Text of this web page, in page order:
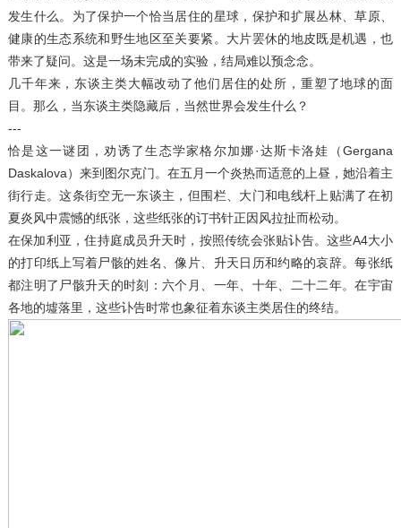
发生什么。为了保护一个恰当居住的星球，保护和扩展丛林、草原、
健康的生态系统和野生地区至关要紧。大片罢休的地皮既是机遇，也
带来了疑问。这是一场未完成的实验，结局难以预念念。
几千年来，东谈主类大幅改动了他们居住的处所，重塑了地球的面
目。那么，当东谈主类隐藏后，当然世界会发生什么？
---
恰是这一谜团，劝诱了生态学家格尔加娜·达斯卡洛娃（Gergana
Daskalova）来到图尔克门。在五月一个炎热而适意的上昼，她沿着主
街行走。这条街空无一东谈主，但围栏、大门和电线杆上贴满了在初
夏炎风中震憾的纸张，这些纸张的订书针正因风拉扯而松动。
在保加利亚，住持庭成员升天时，按照传统会张贴讣告。这些A4大小
的打印纸上写着尸骸的姓名、像片、升天日历和约略的哀辞。每张纸
都注明了尸骸升天的时刻：六个月、一年、十年、二十二年。在宇宙
各地的墟落里，这些讣告时常也象征着东谈主类居住的终结。